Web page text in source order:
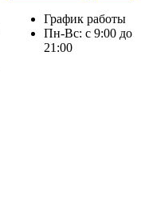
График работы
Пн-Вс: с 9:00 до
21:00